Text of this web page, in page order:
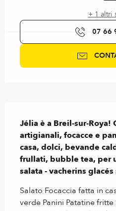
+ 1 altri
07 66
Jélia è a Breil-sur-
artigianali, focacce e
casa, dolci, bevande
frullati, bubble tea, per
salata - vacherins
Salato Focaccia fatta in
verde Panini Patatine